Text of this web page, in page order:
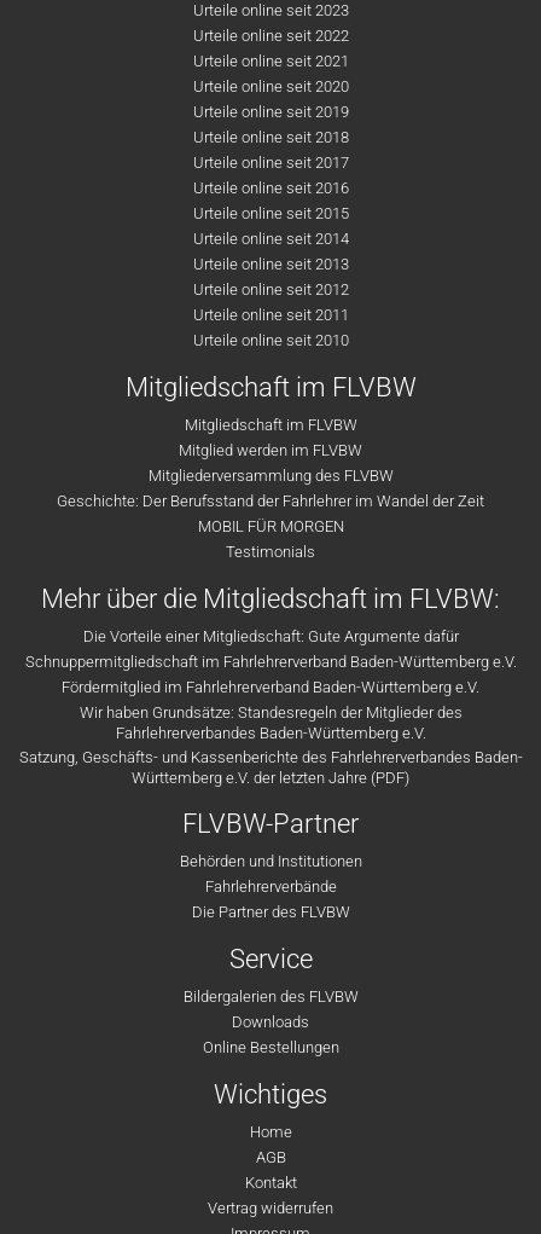
Urteile online seit 2023
Urteile online seit 2022
Urteile online seit 2021
Urteile online seit 2020
Urteile online seit 2019
Urteile online seit 2018
Urteile online seit 2017
Urteile online seit 2016
Urteile online seit 2015
Urteile online seit 2014
Urteile online seit 2013
Urteile online seit 2012
Urteile online seit 2011
Urteile online seit 2010
Mitgliedschaft im FLVBW
Mitgliedschaft im FLVBW
Mitglied werden im FLVBW
Mitgliederversammlung des FLVBW
Geschichte: Der Berufsstand der Fahrlehrer im Wandel der Zeit
MOBIL FÜR MORGEN
Testimonials
Mehr über die Mitgliedschaft im FLVBW:
Die Vorteile einer Mitgliedschaft: Gute Argumente dafür
Schnuppermitgliedschaft im Fahrlehrerverband Baden-Württemberg e.V.
Fördermitglied im Fahrlehrerverband Baden-Württemberg e.V.
Wir haben Grundsätze: Standesregeln der Mitglieder des
Fahrlehrerverbandes Baden-Württemberg e.V.
Satzung, Geschäfts- und Kassenberichte des Fahrlehrerverbandes Baden-
Württemberg e.V. der letzten Jahre (PDF)
FLVBW-Partner
Behörden und Institutionen
Fahrlehrerverbände
Die Partner des FLVBW
Service
Bildergalerien des FLVBW
Downloads
Online Bestellungen
Wichtiges
Home
AGB
Kontakt
Vertrag widerrufen